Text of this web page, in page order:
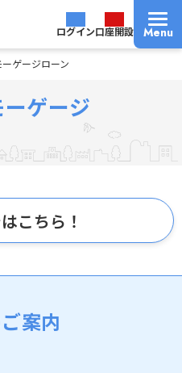
ログイン口座開設 Menu
ゲージローン
ゲージ
こちら！
案内